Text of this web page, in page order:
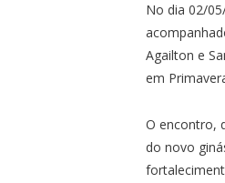
No dia 02/
Agailton e
em
O encontro,
do novo